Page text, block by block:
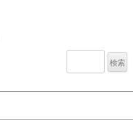
検